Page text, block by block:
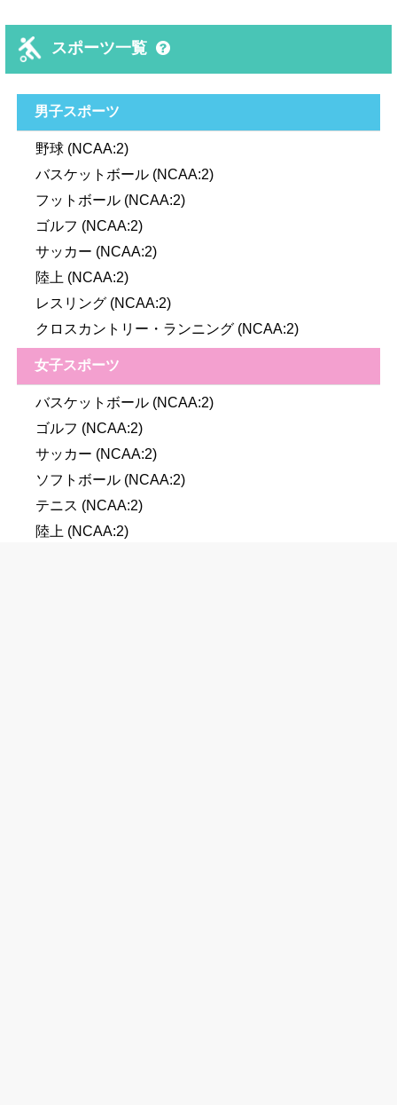
スポーツ一覧
男子スポーツ
野球 (NCAA:2)
バスケットボール (NCAA:2)
フットボール (NCAA:2)
ゴルフ (NCAA:2)
サッカー (NCAA:2)
陸上 (NCAA:2)
レスリング (NCAA:2)
クロスカントリー・ランニング (NCAA:2)
女子スポーツ
バスケットボール (NCAA:2)
ゴルフ (NCAA:2)
サッカー (NCAA:2)
ソフトボール (NCAA:2)
テニス (NCAA:2)
陸上 (NCAA:2)